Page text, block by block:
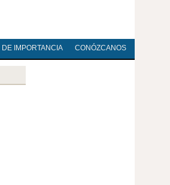
DE IMPORTANCIA CONÓZCANOS